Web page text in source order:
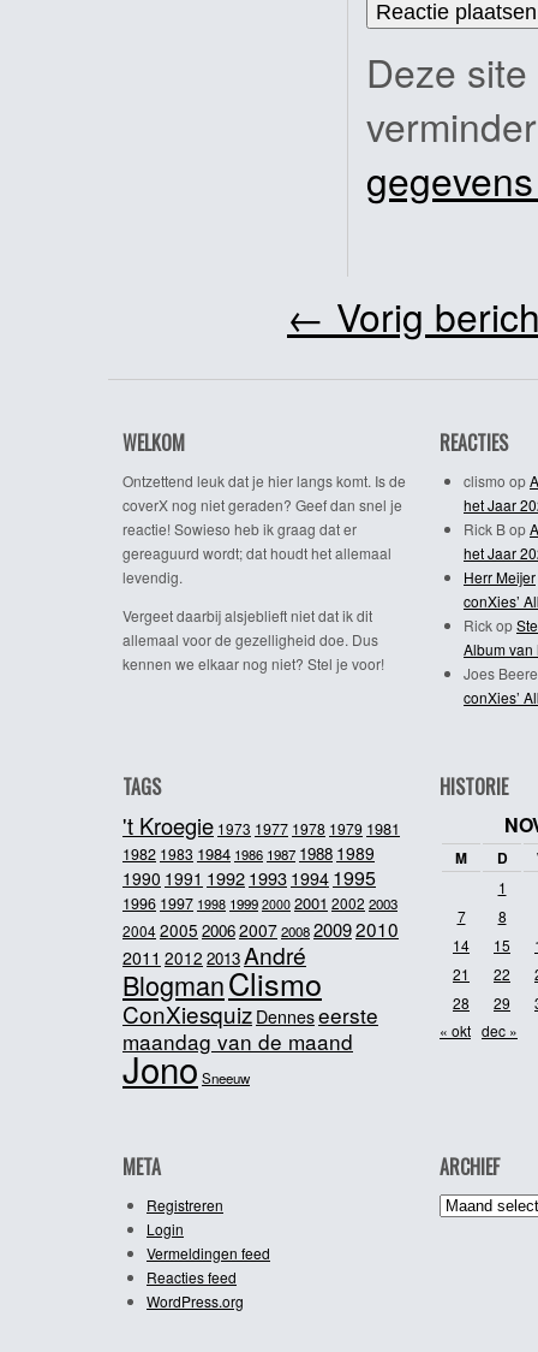
Deze
← Vorig
WELKOM
Ontzettend leuk dat je hier langs komt. Is de
coverX nog niet geraden? Geef dan snel je
reactie! Sowieso heb ik graag dat er
gereaguurd wordt; dat houdt het allemaal
levendig.
Vergeet daarbij alsjeblieft niet dat ik dit
allemaal voor de gezelligheid doe. Dus
kennen we elkaar nog niet? Stel je voor!
REACTIES
clismo op
het Jaar
Rick Bop
het Jaar
Herr Meijer
conXies’
Rickop
Album van
Joes
conXies’
TAGS
't Kroegie 1973 1977 1978 1979 1981
1982 1983 1984 1986 1987 1988 1989
1990 1991 19921993 1994 1995
1996 1997 1998 1999 2000 2001 2002 2003
20042005 20062007200820092010
2011 2012 2013André
BlogmanClismo
ConXiesquiz Denneseerste
maandag van de maand
JonoSneeuw
HISTORIE
M D
1
7
8
14
15
21
22
28
29
« okt dec »
META
Registreren
Login
Vermeldingen feed
Reacties feed
WordPress.org
ARCHIEF
Archief